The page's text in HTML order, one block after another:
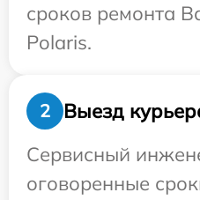
сроков ремонта
Polaris.
2
Выезд
Сервисный
оговоренные